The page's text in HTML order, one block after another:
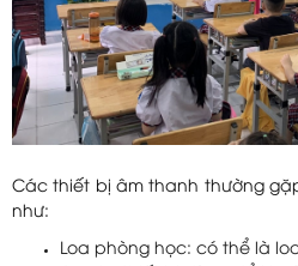
Các thiết bị âm thanh thường
như:
Loa phòng học: có thể là